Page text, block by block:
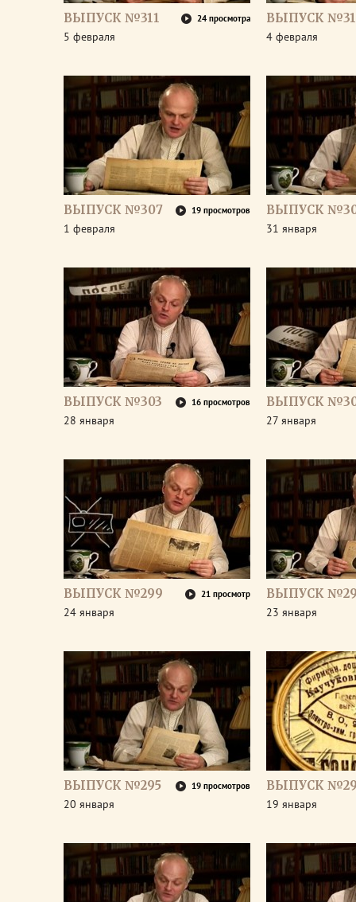
ВЫПУСК №311 24 просмотра
5 февраля
ВЫПУСК
4 февраля
ВЫПУСК №307 19 просмотров
1 февраля
ВЫПУСК
31 января
ВЫПУСК №303 16 просмотров
28 января
ВЫПУСК
27 января
ВЫПУСК №299 21 просмотр
24 января
ВЫПУСК
23 января
ВЫПУСК №295 19 просмотров
20 января
ВЫПУСК
19 января